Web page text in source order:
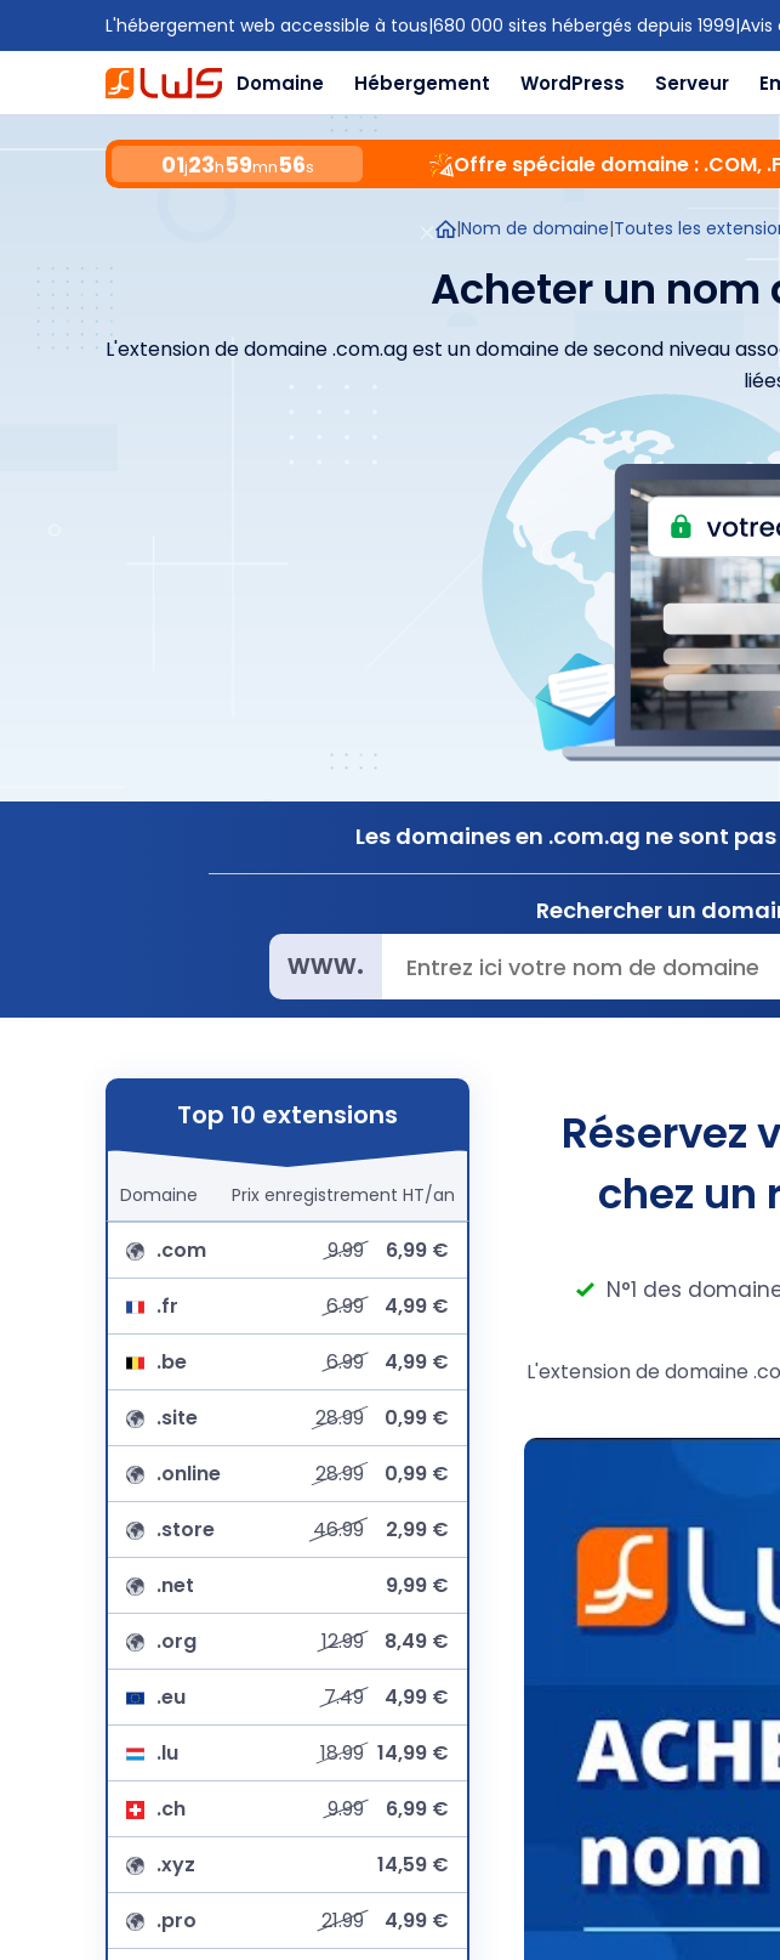
L'hébergement web accessible à tous|680 000 sites hébergés depuis 1999|Avis
Domaine Hébergement WordPress Serveur
01j23h59mn55s Offre spéciale domaine : .COM,
|Nom de domaine|Toutes les
Acheter un
L'extension de domaine .com.ag est un domaine de second niveau
Les domaines en .com.ag ne sont
Rechercher un
www.
Top 10 extensions
Domaine Prix enregistrement HT/an
.com 9.99
6,99 €
.fr
6.99
4,99 €
.be
6.99
4,99 €
.site
28.99
0,99 €
.online
28.99
0,99 €
.store
46.99
2,99 €
.net
9,99 €
.org
12.99
8,49 €
.eu
7.49
4,99 €
.lu
18.99 14,99 €
.ch
9.99
6,99 €
.xyz
14,59 €
.pro
21.99
4,99 €
Réservez
chez un
N°1 des
L'extension de domaine